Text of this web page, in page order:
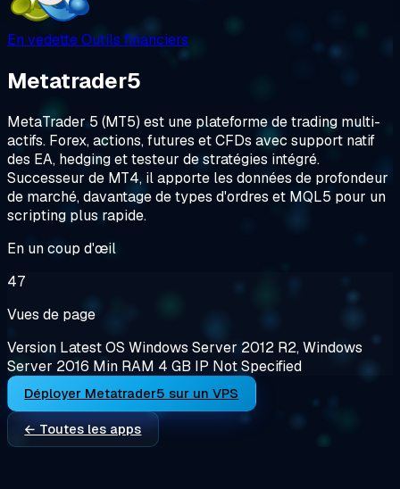
En vedetteOutils financiers
Metatrader5
MetaTrader 5 (MT5) est une plateforme de trading multi-
actifs. Forex, actions, futures et CFDs avec support natif
des EA, hedging et testeur de stratégies intégré.
Successeur de MT4, il apporte les données de profondeur
de marché, davantage de types d'ordres et MQL5 pour un
scripting plus rapide.
En un coup d'œil
47
Vues de page
Version LatestOS Windows Server 2012 R2, Windows
Server 2016 Min RAM 4 GB IP Not Specified
Déployer Metatrader5 sur un VPS
← Toutes les apps